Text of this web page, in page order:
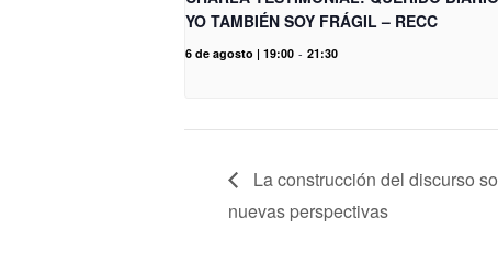
YO TAMBIÉN SOY FRÁGIL – RECC
6 de agosto | 19:00 - 21:30
La construcción del discurso
nuevas perspectivas